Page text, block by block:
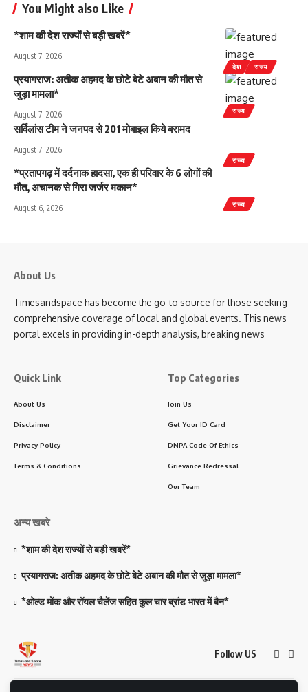
You Might also Like
देश राज्य
*शाम की देश राज्यों से बड़ी खबरें*
August 7, 2026
राज्य
प्रयागराज: अतीक अहमद के छोटे बेटे अबान की मौत से
जुड़ा मामला*
August 7, 2026
राज्य
सर्विलांस टीम ने जनपद से 201 मोबाइल किये बरामद
August 7, 2026
राज्य
*प्रतापगढ़ में दर्दनाक हादसा, एक ही परिवार के 6 लोगों की
मौत, अचानक से गिरा जर्जर मकान*
August 6, 2026
About Us
Timesandspace has become the go-to source for those seeking
comprehensive coverage of local and global events. This news
portal excels in providing in-depth analysis, breaking news
Quick Link
About Us
Disclaimer
Privacy Policy
Terms & Conditions
Top Categories
Join Us
Get Your ID Card
DNPA Code Of Ethics
Grievance Redressal
Our Team
अन्य खबरे
*शाम की देश राज्यों से बड़ी खबरें*
प्रयागराज: अतीक अहमद के छोटे बेटे अबान की मौत से जुड़ा मामला*
*ओल्ड मोंक और रॉयल चैलेंज सहित कुल चार ब्रांड भारत में बैन*
Follow US